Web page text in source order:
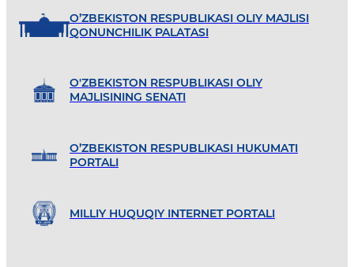
O’ZBEKISTON RESPUBLIKASI OLIY MAJLISI
QONUNCHILIK PALATASI
O'ZBEKISTON RESPUBLIKASI OLIY
MAJLISINING SENATI
O’ZBEKISTON RESPUBLIKASI HUKUMATI
PORTALI
MILLIY HUQUQIY INTERNET PORTALI